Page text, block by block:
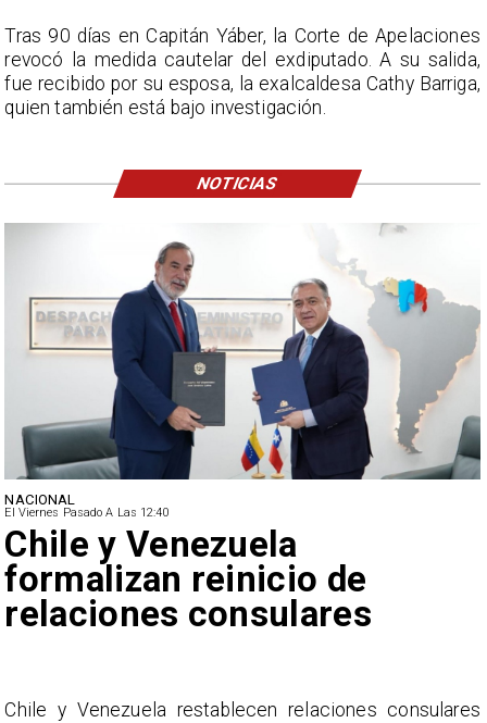
NACIONAL
El Viernes Pasado A Las 12:40
Feriantes rechazan dichos
de Camila Flores sobre
Fabiola Campillai
La Confederación Nacional de Ferias Libres (ASOF)
Tras 90 días en Capitán Yáber, la Corte de Apelaciones
revocó la medida cautelar del exdiputado. A su salida,
fue recibido por su esposa, la exalcaldesa Cathy Barriga,
quien también está bajo investigación.
NOTICIAS